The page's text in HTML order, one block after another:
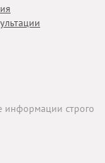
информации строго